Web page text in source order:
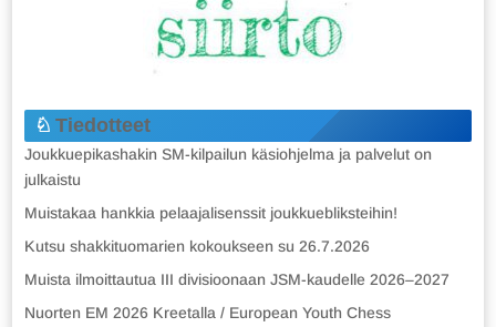
Tiedotteet
Joukkuepikashakin SM-kilpailun käsiohjelma ja palvelut on
julkaistu
Muistakaa hankkia pelaajalisenssit joukkuebliksteihin!
Kutsu shakkituomarien kokoukseen su 26.7.2026
Muista ilmoittautua III divisioonaan JSM-kaudelle 2026–2027
Nuorten EM 2026 Kreetalla / European Youth Chess